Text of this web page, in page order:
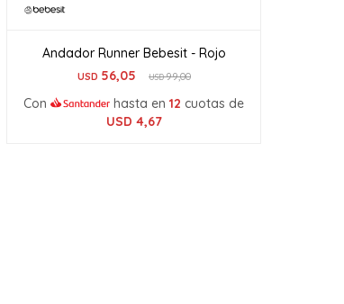
Andador Runner Bebesit - Rojo
USD 56,05 USD99,00
Con hasta en12 cuotas de
USD 4,67